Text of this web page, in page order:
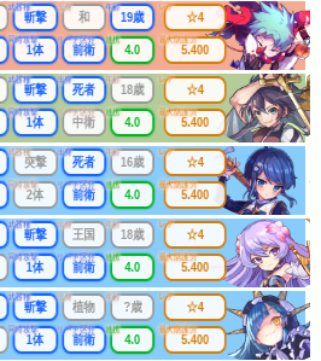
武器種
斬撃
出身
和
年齢
19歳
同時攻撃
1体
リーチ区分
前衛
連携
4.0
レア
☆4
最大防護力
5.400
武器種
斬撃
出身
死者
年齢
18歳
同時攻撃
1体
リーチ区分
中衛
連携
4.0
レア
☆4
最大防護力
5.400
武器種
突撃
出身
死者
年齢
16歳
同時攻撃
2体
リーチ区分
前衛
連携
4.0
レア
☆4
最大防護力
5.400
武器種
斬撃
出身
王国
年齢
18歳
同時攻撃
1体
リーチ区分
前衛
連携
4.0
レア
☆4
最大防護力
5.400
武器種
斬撃
出身
植物
年齢
?歳
同時攻撃
1体
リーチ区分
前衛
連携
4.0
レア
☆4
最大防護力
5.400